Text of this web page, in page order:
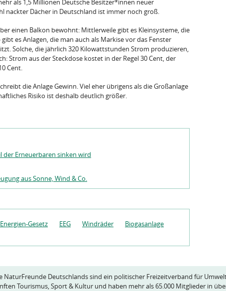
als 1,5 Millionen Deutsche Besitzer*innen neuer
Dächer in Deutschland ist immer noch groß.
einen Balkon bewohnt: Mittlerweile gibt es Kleinsysteme, die
es Anlagen, die man auch als Markise vor das Fenster
Solche, die jährlich 320 Kilowattstunden Strom produzieren,
Strom aus der Steckdose kostet in der Regel 30 Cent, der
Cent.
die Anlage Gewinn. Viel eher übrigens als die Großanlage
Risiko ist deshalb deutlich größer.
der Erneuerbaren sinken wird
aus Sonne, Wind & Co.
Gesetz EEG Windräder
Biogasanlage
NaturFreunde Deutschlands sind ein politischer Freizeitverband für
Tourismus, Sport & Kultur und haben mehr als 65.000 Mitglieder in